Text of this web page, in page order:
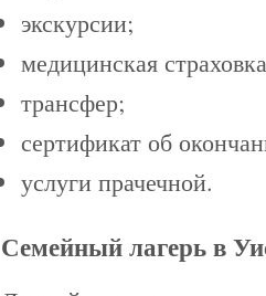
экскурсии;
медицинская
трансфер;
сертификат об
услуги прачечной.
Семейный лагерь в